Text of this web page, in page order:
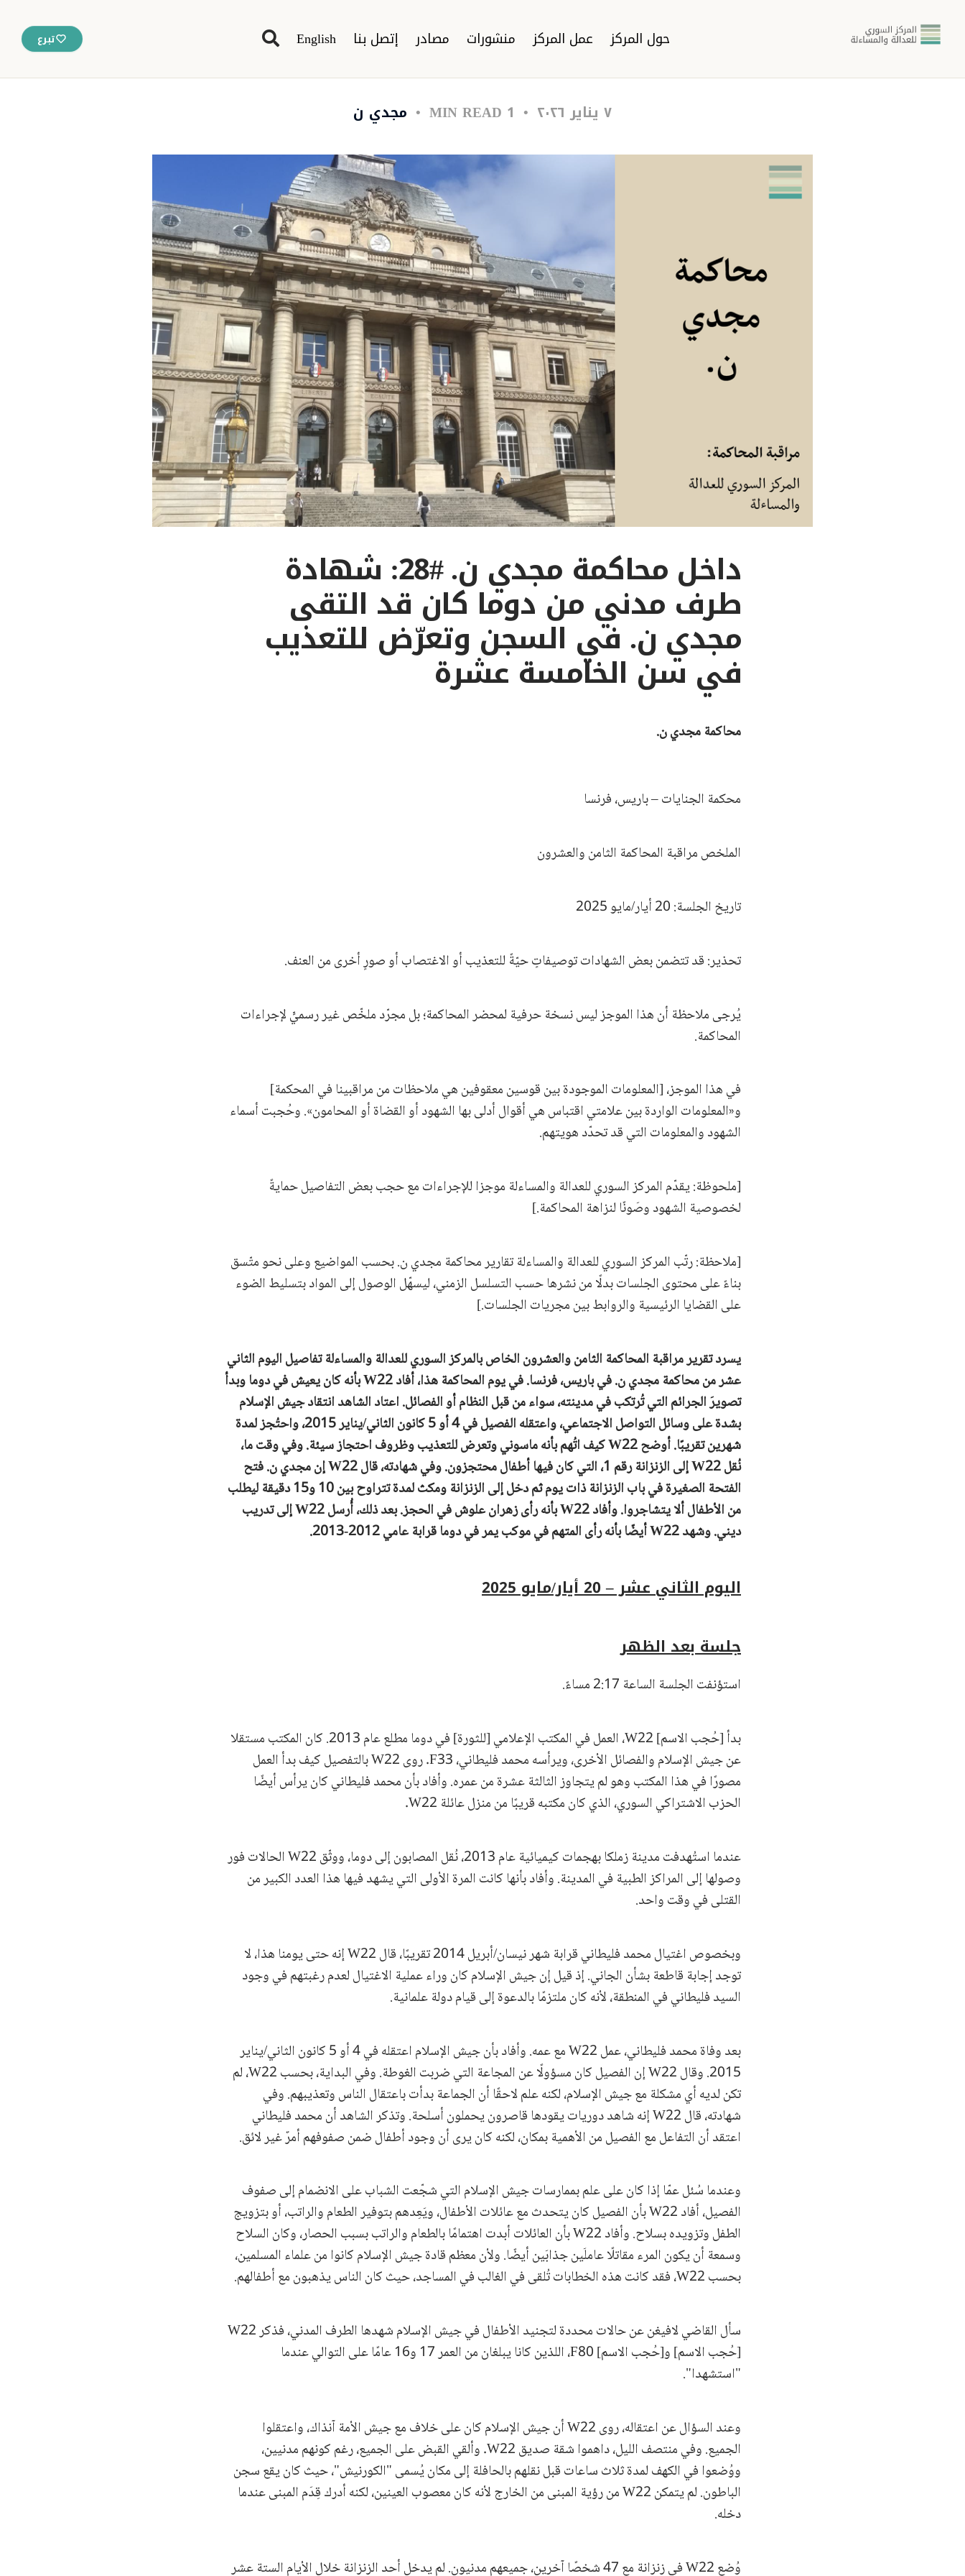
حول المركز عمل المركز منشورات مصادر إتصل بنا English تبرع
٧ يناير ٢٠٢٦ مجدي ن
داخل محاكمة مجدي ن. #28: شهادة
طرف مدني من دوما كان قد التقى
مجدي ن. في السجن وتعرّض للتعذيب
في سن الخامسة عشرة
محاكمة مجدي ن.
محكمة الجنايات – باريس، فرنسا
الملخص مراقبة المحاكمة الثامن والعشرون
تاريخ الجلسة: 20 أيار/مايو 2025
تحذير: قد تتضمن بعض الشهادات توصيفاتٍ حيّةً للتعذيب أو الاغتصاب أو صورٍ أخرى من العنف.
يُرجى ملاحظة أن هذا الموجز ليس نسخة حرفية لمحضر المحاكمة؛ بل مجرّد ملخّص غير رسميٍّ لإجراءات
المحاكمة.
في هذا الموجز، [المعلومات الموجودة بين قوسين معقوفين هي ملاحظات من مراقبينا في المحكمة]
و«المعلومات الواردة بين علامتي اقتباس هي أقوال أدلى بها الشهود أو القضاة أو المحامون». وحُجبت أسماء
الشهود والمعلومات التي قد تحدّد هويتهم.
[ملحوظة: يقدّم المركز السوري للعدالة والمساءلة موجزا للإجراءات مع حجب بعض التفاصيل حمايةً
لخصوصية الشهود وصَونًا لنزاهة المحاكمة.]
[ملاحظة: رتّب المركز السوري للعدالة والمساءلة تقارير محاكمة مجدي ن. بحسب المواضيع وعلى نحو متّسق
بناءً على محتوى الجلسات بدلًا من نشرها حسب التسلسل الزمني، ليسهّل الوصول إلى المواد بتسليط الضوء
على القضايا الرئيسية والروابط بين مجريات الجلسات.]
يسرد تقرير مراقبة المحاكمة الثامن والعشرون الخاص بالمركز السوري للعدالة والمساءلة تفاصيل اليوم الثاني
عشر من محاكمة مجدي ن. في باريس، فرنسا.
في يوم المحاكمة هذا، أفاد W22 بأنه كان يعيش في دوما وبدأ
تصويرَ الجرائم التي تُرتكب في مدينته، ​​سواء من قبل النظام أو الفصائل. اعتاد الشاهد انتقاد جيش الإسلام
بشدة على وسائل التواصل الاجتماعي، واعتقله الفصيل في 4 أو 5 كانون الثاني/يناير 2015، واحتُجز لمدة
شهرين تقريبًا. أوضح W22 كيف اتُهم بأنه ماسوني وتعرض للتعذيب وظروف احتجاز سيئة. وفي وقت ما،
نُقل W22 إلى الزنزانة رقم 1، التي كان فيها أطفال محتجزون. وفي شهادته، قال W22 إن مجدي ن. فتح
الفتحة الصغيرة في باب الزنزانة ذات يوم ثم دخل إلى الزنزانة ومكث لمدة تتراوح بين 10 و15 دقيقة ليطلب
من الأطفال ألا يتشاجروا. وأفاد W22 بأنه رأى زهران علوش في الحجز. بعد ذلك، أُرسل W22 إلى تدريب
ديني. وشهد W22 أيضًا بأنه رأى المتهم في موكب يمر في دوما قرابة عامي 2012-2013.
اليوم الثاني عشر – 20 أيار/مايو 2025
جلسة بعد الظهر
استؤنفت الجلسة الساعة 2:17 مساءً.
بدأ [حُجب الاسم] W22، العمل في المكتب الإعلامي [للثورة] في دوما مطلع عام 2013. كان المكتب مستقلا
عن جيش الإسلام والفصائل الأخرى، ويرأسه محمد فليطاني، F33. روى W22 بالتفصيل كيف بدأ العمل
مصورًا في هذا المكتب وهو لم يتجاوز الثالثة عشرة من عمره. وأفاد بأن محمد فليطاني كان يرأس أيضًا
الحزب الاشتراكي السوري، الذي كان مكتبه قريبًا من منزل عائلة W22.
عندما استُهدفت مدينة زملكا بهجمات كيميائية عام 2013، نُقل المصابون إلى دوما، ووثّق W22 الحالات فور
وصولها إلى المراكز الطبية في المدينة. وأفاد بأنها كانت المرة الأولى التي يشهد فيها هذا العدد الكبير من
القتلى في وقت واحد.
وبخصوص اغتيال محمد فليطاني قرابة شهر نيسان/أبريل 2014 تقريبًا، قال W22 إنه حتى يومنا هذا، لا
توجد إجابة قاطعة بشأن الجاني. إذ قيل إن جيش الإسلام كان وراء عملية الاغتيال لعدم رغبتهم في وجود
السيد فليطاني في المنطقة، لأنه كان ملتزمًا بالدعوة إلى قيام دولة علمانية.
بعد وفاة محمد فليطاني، عمل W22 مع عمه. وأفاد بأن جيش الإسلام اعتقله في 4 أو 5 كانون الثاني/يناير
2015. وقال W22 إن الفصيل كان مسؤولًا عن المجاعة التي ضربت الغوطة. وفي البداية، بحسب W22، لم
تكن لديه أي مشكلة مع جيش الإسلام، لكنه علم لاحقًا أن الجماعة بدأت باعتقال الناس وتعذيبهم. وفي
شهادته، قال W22 إنه شاهد دوريات يقودها قاصرون يحملون أسلحة. وتذكر الشاهد أن محمد فليطاني
اعتقد أن التفاعل مع الفصيل من الأهمية بمكان، لكنه كان يرى أن وجود أطفال ضمن صفوفهم أمرٌ غير لائق.
وعندما سُئل عمّا إذا كان على علم بممارسات جيش الإسلام التي شجّعت الشباب على الانضمام إلى صفوف
الفصيل، أفاد W22 بأن الفصيل كان يتحدث مع عائلات الأطفال، ويَعِدهم بتوفير الطعام والراتب، أو بتزويج
الطفل وتزويده بسلاح. وأفاد W22 بأن العائلات أبدت اهتمامًا بالطعام والراتب بسبب الحصار، وكان السلاح
وسمعة أن يكون المرء مقاتلًا عاملَين جذابَين أيضًا. ولأن معظم قادة جيش الإسلام كانوا من علماء المسلمين،
بحسب W22، فقد كانت هذه الخطابات تُلقى في الغالب في المساجد، حيث كان الناس يذهبون مع أطفالهم.
سأل القاضي لافيغن عن حالات محددة لتجنيد الأطفال في جيش الإسلام شهدها الطرف المدني، فذكر W22
[حُجب الاسم] و[حُجب الاسم] F80، اللذين كانا يبلغان من العمر 17 و16 عامًا على التوالي عندما
"استشهدا".
وعند السؤال عن اعتقاله، روى W22 أن جيش الإسلام كان على خلاف مع جيش الأمة آنذاك، واعتقلوا
الجميع. وفي منتصف الليل، داهموا شقة صديق W22. وألقي القبض على الجميع، رغم كونهم مدنيين،
ووُضعوا في الكهف لمدة ثلاث ساعات قبل نقلهم بالحافلة إلى مكان يُسمى "الكورنيش"، حيث كان يقع سجن
الباطون. لم يتمكن W22 من رؤية المبنى من الخارج لأنه كان معصوب العينين، لكنه أدرك قِدَم المبنى عندما
دخله.
وُضع W22 في زنزانة مع 47 شخصًا آخرين، جميعهم مدنيون. لم يدخل أحد الزنزانة خلال الأيام الستة عشر